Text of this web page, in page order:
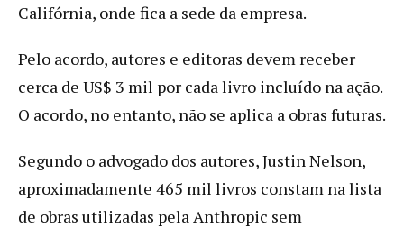
Califórnia, onde fica a sede da empresa.
Pelo acordo, autores e editoras devem receber
cerca de US$ 3 mil por cada livro incluído na ação.
O acordo, no entanto, não se aplica a obras futuras.
Segundo o advogado dos autores, Justin Nelson,
aproximadamente 465 mil livros constam na lista
de obras utilizadas pela Anthropic sem